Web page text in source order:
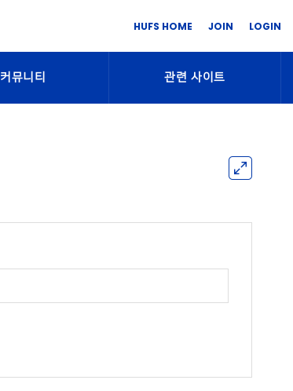
HUFS HOME JOIN LOGIN
커뮤니티 관련 사이트